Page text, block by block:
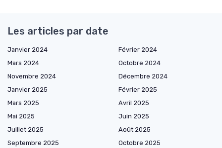
Les articles par date
Janvier 2024
Février 2024
Mars 2024
Octobre 2024
Novembre 2024
Décembre 2024
Janvier 2025
Février 2025
Mars 2025
Avril 2025
Mai 2025
Juin 2025
Juillet 2025
Août 2025
Septembre 2025
Octobre 2025